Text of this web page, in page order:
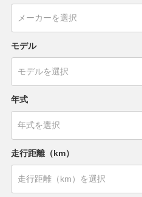
モデル
年式
走行距離（km）